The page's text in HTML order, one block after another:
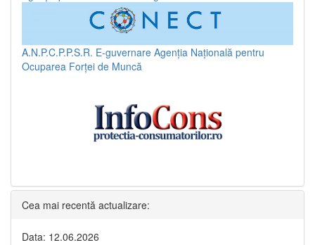
A.N.P.C.P.P.S.R. E-guvernare Agenția Națională pentru
Ocuparea Forței de Muncă
Cea mai recentă actualizare:
Data: 12.06.2026